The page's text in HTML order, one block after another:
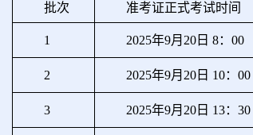
批次 准考证正式考试时间
1 2025年9月20日 8：00
2 2025年9月20日 10：00
3 2025年9月20日 13：30